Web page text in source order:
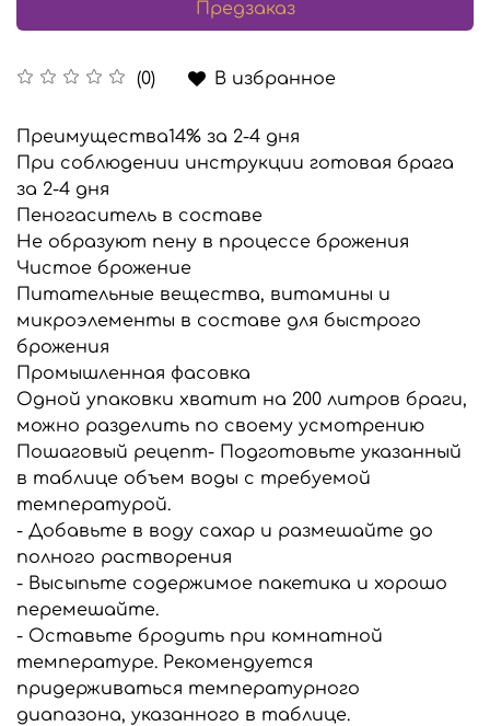
(0) В избранное
Предзаказ
Преимущества14% за 2-4 дня
При соблюдении инструкции готовая брага
за 2-4 дня
Пеногаситель в составе
Не образуют пену в процессе брожения
Чистое брожение
Питательные вещества, витамины и
микроэлементы в составе для быстрого
брожения
Промышленная фасовка
Одной упаковки хватит на 200 литров браги,
можно разделить по своему усмотрению
Пошаговый рецепт- Подготовьте указанный
в таблице объем воды с требуемой
температурой.
- Добавьте в воду сахар и размешайте до
полного растворения
- Высыпьте содержимое пакетика и хорошо
перемешайте.
- Оставьте бродить при комнатной
температуре. Рекомендуется
придерживаться температурного
диапазона, указанного в таблице.